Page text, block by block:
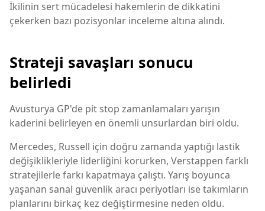
İkilinin sert mücadelesi hakemlerin de dikkatini
çekerken bazı pozisyonlar inceleme altına alındı.
Strateji savaşları sonucu
belirledi
Avusturya GP'de pit stop zamanlamaları yarışın
kaderini belirleyen en önemli unsurlardan biri oldu.
Mercedes, Russell için doğru zamanda yaptığı lastik
değişiklikleriyle liderliğini korurken, Verstappen farklı
stratejilerle farkı kapatmaya çalıştı. Yarış boyunca
yaşanan sanal güvenlik aracı periyotları ise takımların
planlarını birkaç kez değiştirmesine neden oldu.